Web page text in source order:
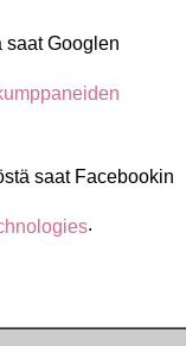
saat Googlen
saat Facebookin
.